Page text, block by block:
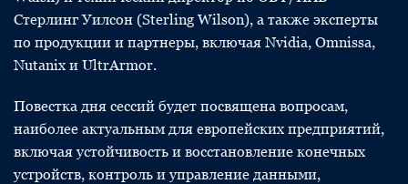
Стерлинг Уилсон (Sterling Wilson), а также эксперты
по продукции и партнеры, включая Nvidia, Omnissa,
Nutanix и UltrArmor.
Повестка дня сессий будет посвящена вопросам,
наиболее актуальным для европейских предприятий,
включая устойчивость и восстановление конечных
устройств, контроль и управление данными,